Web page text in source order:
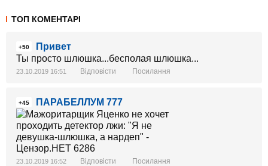
ТОП КОМЕНТАРІ
+50
Привет
Ты просто шлюшка...бесполая шлюшка...
23.10.2019 16:51 Відповісти Посилання
+45 ПАРАБЕЛЛУМ 777
23.10.2019 16:52 Відповісти Посилання